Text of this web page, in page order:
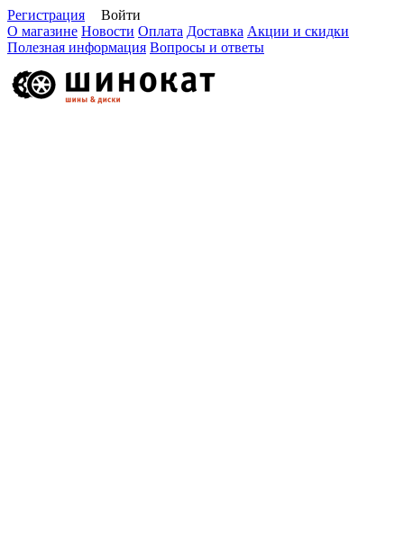
Регистрация
Войти
О магазине Новости Оплата Доставка Акции и скидки
Полезная информация Вопросы и ответы